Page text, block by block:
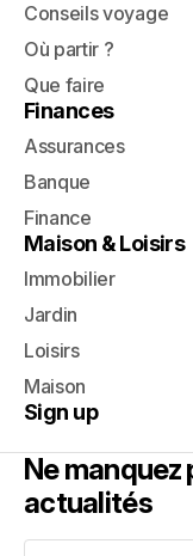
Conseils voyage
Où partir ?
Que faire
Finances
Assurances
Banque
Finance
Maison & Loisirs
Immobilier
Jardin
Loisirs
Maison
Sign up
Ne manquez
actualités